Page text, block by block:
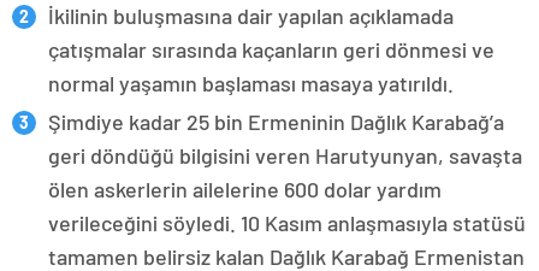
İkilinin buluşmasına dair yapılan açıklamada
çatışmalar sırasında kaçanların geri dönmesi ve
normal yaşamın başlaması masaya yatırıldı.
Şimdiye kadar 25 bin Ermeninin Dağlık Karabağ’a
geri döndüğü bilgisini veren Harutyunyan, savaşta
ölen askerlerin ailelerine 600 dolar yardım
verileceğini söyledi. 10 Kasım anlaşmasıyla statüsü
tamamen belirsiz kalan Dağlık Karabağ Ermenistan